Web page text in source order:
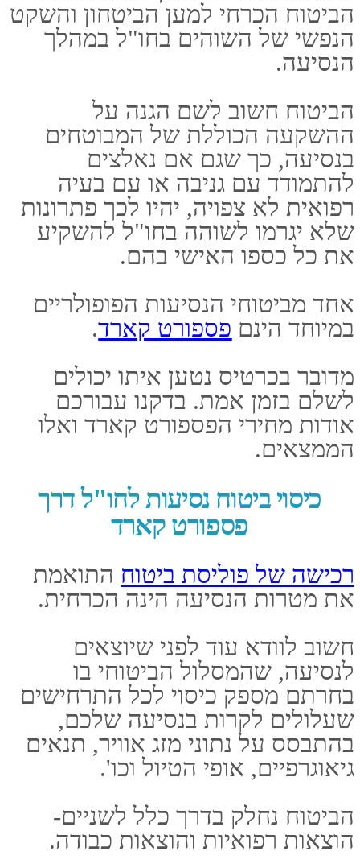
אם מבצעים הרחבה לפוליסה
ומוסיפים עוד כיסויים, הסכום מתווסף
לתשלום היומי שמשולם ממילא.
לקהל המבוטחים השוהים בחו"ל, הינו
הכיסוי הגבוה ביותר כיום בעולם
הביטוחים, אשר יכול להגיע עד לשני
מיליון וחצי דולרים.
במידה והמבוטח נקלע למצוקה, כל
שעליו לעשות הוא לחייג למספר
הטלפון שמוטבע על הכרטיס הנטען,
בשיחה ללא עלות.
נוסעים מתמידים? מטעינים כרטיס
מי שעיקר נסיעותיו הן למטרות נופש
ולא עולות על פעם או פעמיים בשנה,
על בסיס יומי.
לעומת זאת, ישנם אנשי עסקים או
בליינים חובבי חו"ל, שנוהגים למצוא
את עצמם במדינות זרות עשרות
במקרים כאלו כבר עדיף להשתמש
בכרטיס שנתי, אשר לא מצריך
הפעלת ביטוח בכל פעם מחדש טרם
הביטוח מבטיח כיסוי מקסימלי של
שלושים ימים בכל נסיעה, לאורך כל
השנה כולה.